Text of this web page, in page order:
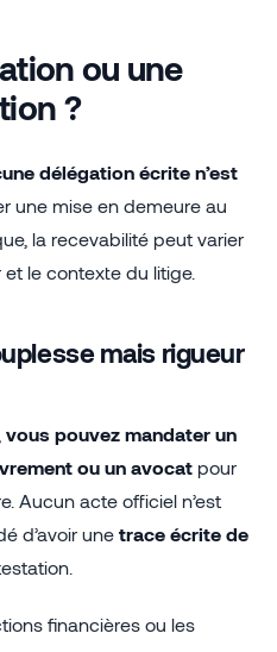
ou une
?
délégation écrite n’est
une mise en demeure au
la recevabilité peut varier
le contexte du litige.
mais rigueur
vous pouvez mandater un
ou un avocat pour
Aucun acte officiel n’est
d’avoir une trace écrite de
financières ou les